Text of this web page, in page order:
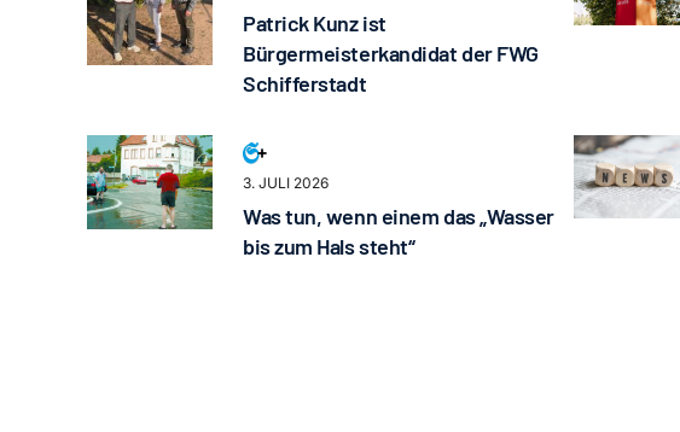
Patrick Kunz ist
Bürgermeisterkandidat der FWG
Schifferstadt
3. JULI 2026
Was tun, wenn einem das „Wasser
bis zum Hals steht“